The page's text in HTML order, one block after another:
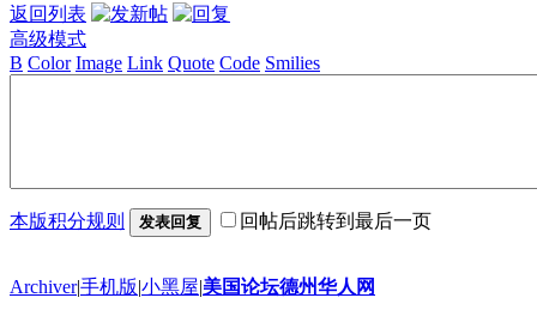
返回列表
高级模式
B Color Image Link Quote Code Smilies
本版积分规则 发表回复 回帖后跳转到最后一页
Archiver|手机版|小黑屋|美国论坛德州华人网